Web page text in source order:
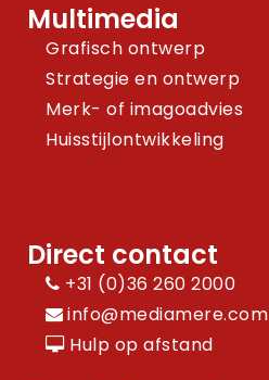
Multimedia
Grafisch ontwerp
Strategie en ontwerp
Merk- of imagoadvies
Huisstijlontwikkeling
Direct contact
+31 (0)36 260 2000
info@mediamere.com
Hulp op afstand